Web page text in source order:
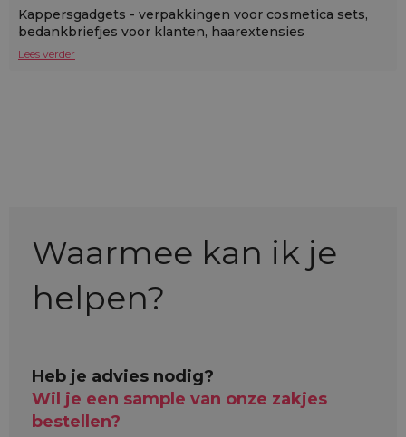
Kappersgadgets - verpakkingen voor cosmetica sets,
bedankbriefjes voor klanten, haarextensies
Lees verder
Waarmee kan ik je
helpen?
Heb je advies nodig?
Wil je een sample van onze zakjes
bestellen?